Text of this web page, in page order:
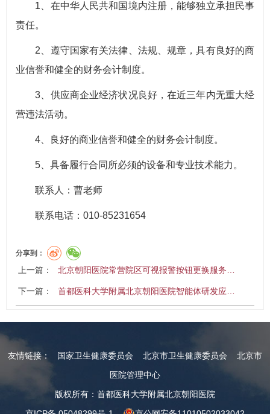
1、在中华人民共和国境内注册，能够独立承担民事
责任。
2、遵守国家有关法律、法规、规章，具有良好的商
业信誉和健全的财务会计制度。
3、供应商企业经济状况良好，在近三年内无重大经
营违法活动。
4、良好的商业信誉和健全的财务会计制度。
5、具备履行合同所必须的设备和专业技术能力。
联系人：曹老师
联系电话：010-85231654
分享到：
上一篇： 北京朝阳医院常营院区可视报警按钮更换服务…
下一篇： 首都医科大学附属北京朝阳医院智能体研发应…
友情链接： 国家卫生健康委员会 北京市卫生健康委员会
北京市
医院管理中心
版权所有：首都医科大学附属北京朝阳医院